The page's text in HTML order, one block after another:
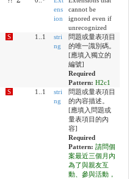
ens
ion
cannot be
ignored even if
unrecognized
S 1..1
stri
ng
問題或量表項目
的唯一識別碼。
[應填入獨立的
編號]
Required
Pattern: H2c1
S 1..1
stri
ng
問題或量表項目
的內容描述。
[應填入問題或
量表項目的內
容]
Required
Pattern: 請問個
案最近三個月內
為了與親友互
動、參與活動，